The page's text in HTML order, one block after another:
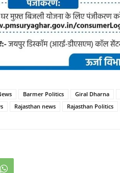
Barmer Politics Giral Dharna
Rajasthan news Rajasthan Politics